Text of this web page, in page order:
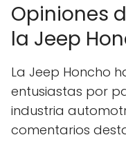
Opiniones
la Jeep
La Jeep Honcho
entusiastas por
industria
comentarios